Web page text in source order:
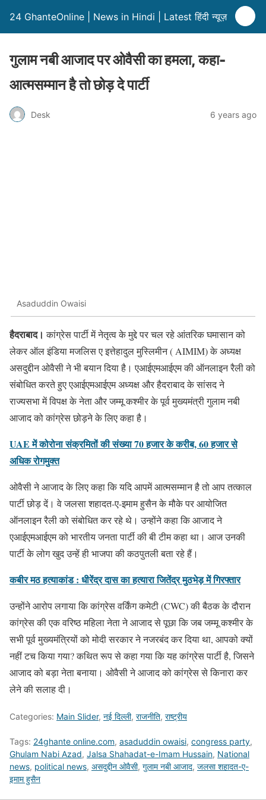
24 GhanteOnline | News in Hindi | Latest हिंदी न्यूज़
गुलाम नबी आजाद पर ओवैसी का हमला, कहा-
आत्मसम्मान है तो छोड़ दे पार्टी
Desk 6 years ago
Asaduddin Owaisi
हैदराबाद। कांग्रेस पार्टी में नेतृत्व के मुद्दे पर चल रहे आंतरिक घमासान को
लेकर ऑल इंडिया मजलिस ए इत्तेहादुल मुस्लिमीन ( AIMIM) के अध्यक्ष
असदुद्दीन ओवैसी ने भी बयान दिया है। एआईएमआईएम की ऑनलाइन रैली को
संबोधित करते हुए एआईएमआईएम अध्यक्ष और हैदराबाद के सांसद ने
राज्यसभा में विपक्ष के नेता और जम्मू कश्मीर के पूर्व मुख्यमंत्री गुलाम नबी
आजाद को कांग्रेस छोड़ने के लिए कहा है।
UAE में कोरोना संक्रमितों की संख्या 70 हजार के करीब, 60 हजार से
अधिक रोगमुक्त
ओवैसी ने आजाद के लिए कहा कि यदि आपमें आत्मसम्मान है तो आप तत्काल
पार्टी छोड़ दें। वे जलसा शहादत-ए-इमाम हुसैन के मौके पर आयोजित
ऑनलाइन रैली को संबोधित कर रहे थे। उन्होंने कहा कि आजाद ने
एआईएमआईएम को भारतीय जनता पार्टी की बी टीम कहा था। आज उनकी
पार्टी के लोग खुद उन्हें ही भाजपा की कठपुतली बता रहे हैं।
कबीर मठ हत्याकांड : धीरेंद्र दास का हत्यारा जितेंद्र मुठभेड़ में गिरफ्तार
उन्होंने आरोप लगाया कि कांग्रेस वर्किंग कमेटी (CWC) की बैठक के दौरान
कांग्रेस की एक वरिष्ठ महिला नेता ने आजाद से पूछा कि जब जम्मू कश्मीर के
सभी पूर्व मुख्यमंत्रियों को मोदी सरकार ने नजरबंद कर दिया था, आपको क्यों
नहीं टच किया गया? कथित रूप से कहा गया कि यह कांग्रेस पार्टी है, जिसने
आजाद को बड़ा नेता बनाया। ओवैसी ने आजाद को कांग्रेस से किनारा कर
लेने की सलाह दी।
Categories: Main Slider, नई दिल्ली, राजनीति, राष्ट्रीय
Tags: 24ghante online.com, asaduddin owaisi, congress party,
Ghulam Nabi Azad, Jalsa Shahadat-e-Imam Hussain, National
news, political news, असदुद्दीन ओवैसी, गुलाम नबी आजाद, जलसा शहादत-ए-
इमाम हुसैन